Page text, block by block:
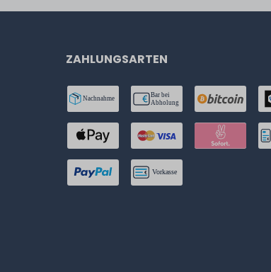
ZAHLUNGSARTEN